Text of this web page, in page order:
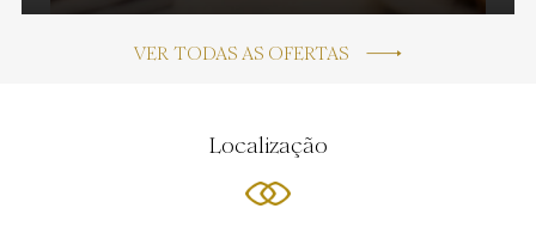
VER TODAS AS OFERTAS
Localização